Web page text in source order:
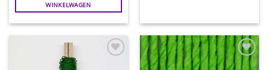
WINKELWAGEN
Toevoegen